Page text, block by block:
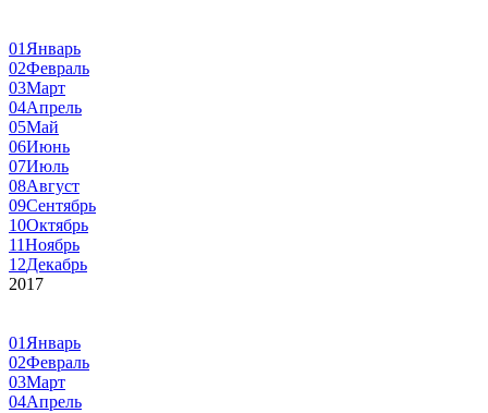
01 Январь
02Февраль
03Март
04Апрель
05Май
06Июнь
07Июль
08Август
09Сентябрь
10Октябрь
11Ноябрь
12Декабрь
2017
01 Январь
02Февраль
03Март
04Апрель